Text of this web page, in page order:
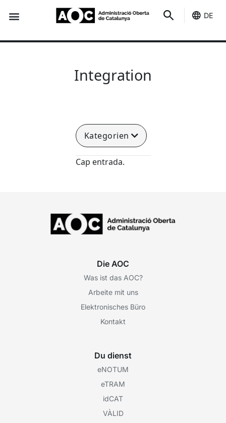
DE
Integration
Kategorien
Cap entrada.
Die AOC
Was ist das AOC?
Arbeite mit uns
Elektronisches Büro
Kontakt
Du dienst
eNOTUM
eTRAM
idCAT
VÀLID